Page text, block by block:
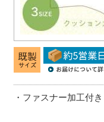
・ファスナー加工付き